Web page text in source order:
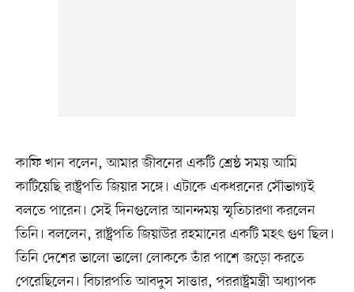
কাফি খান বলেন, আমার জীবনের একটি শ্রেষ্ঠ সময় আমি
কাটিয়েছি রাষ্ট্রপতি জিয়ার সঙ্গে। এটাকে একধরনের সৌভাগ্যই
বলতে পারেন। সেই দিনগুলোর আনন্দময় স্মৃতিচারণা করলেন
তিনি। বললেন, রাষ্ট্রপতি জিয়াউর রহমানের একটি মহৎ গুণ ছিল।
তিনি দেশের ভালো ভালো লোককে তাঁর পাশে জড়ো করতে
পেরেছিলেন। বিচারপতি আবদুস সাত্তার, পররাষ্ট্রমন্ত্রী অধ্যাপক